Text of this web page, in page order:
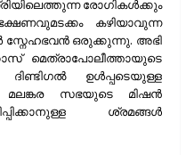
രോഗികള്‍ക്കും
കഴിയാവുന്ന
ഒരുക്കുന്നു. അഭി
മെത്രാപോലീത്തായുടെ
ദിണ്ടിഗല്‍ ഉള്‍പ്പടെയുള്ള
മലങ്കര സഭയുടെ മിഷന്‍
ശ്രമങ്ങള്‍